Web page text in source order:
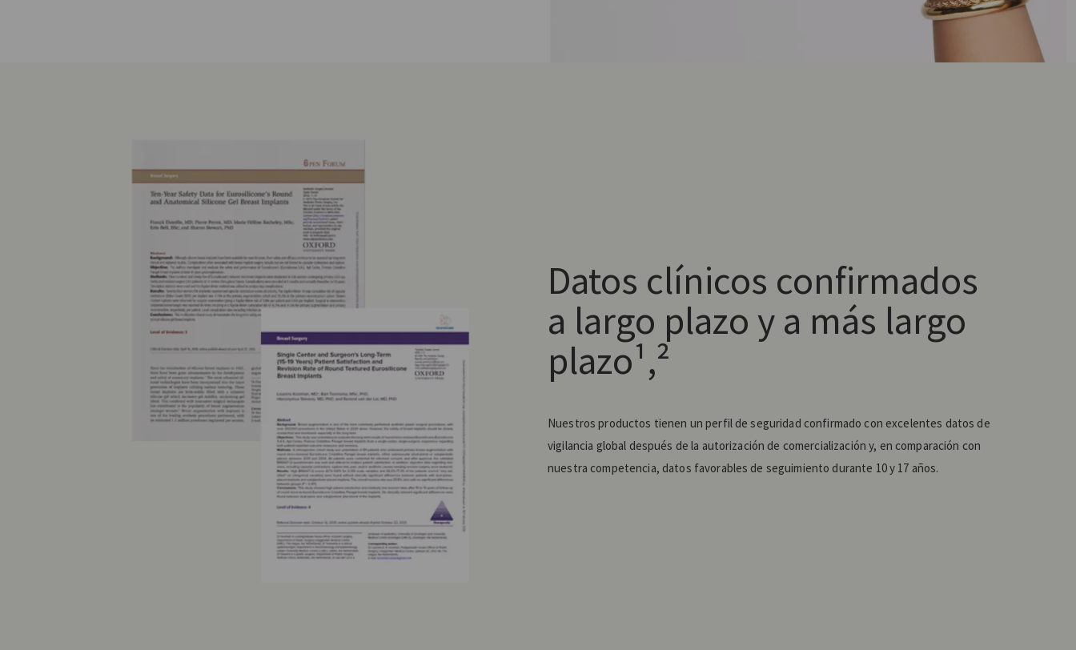
Datos clínicos confirmados
a largo plazo y a más largo
plazo¹,²
Nuestros productos tienen un perfil de seguridad confirmado con excelentes datos de
vigilancia global después de la autorización de comercialización y, en comparación con
nuestra competencia, datos favorables de seguimiento durante 10 y 17 años.